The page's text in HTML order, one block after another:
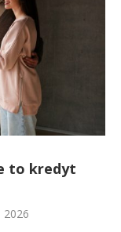
to kredyt
2026